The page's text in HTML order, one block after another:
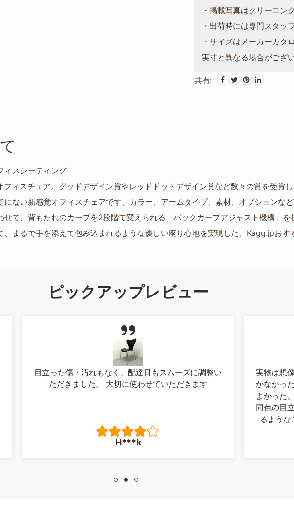
・掲載写真はクリーニン
・出荷時には専門スタッ
・サイズはメーカーカタ
実寸と異なる場合がござ
共有:
ィスシーティング
ィスチェア。グッドデザイン賞やレッドドットデザイン賞など数々の賞を受賞
ない新感覚オフィスチェアです。カラー、アームタイプ、素材、オプションな
せて、背もたれのカーブを2段階で変えられる「バックカーブアジャスト機構」
まるで手を添えて包み込まれるような優しい座り心地を実現した、Kagg.jpおす
ピックアップレビュー
目立った傷・汚れもなく、配達日もスムーズに調整い
ただきました。 大切に使わせていただきます
H***k
実物は想
かなかっ
よかった
同色の目
るよう
料！最